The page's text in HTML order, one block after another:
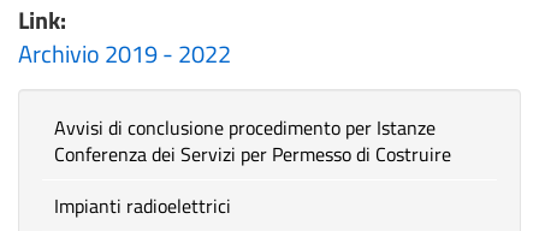
Link:
Archivio 2019 - 2022
Avvisi di conclusione procedimento per Istanze
Conferenza dei Servizi per Permesso di Costruire
Impianti radioelettrici